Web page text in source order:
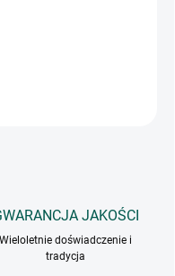
JAKOŚCI
Wieloletnie doświadczenie i
tradycja